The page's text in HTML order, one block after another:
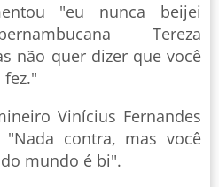
"eu nunca beijei
Tereza
não quer dizer que você
Vinícius Fernandes
contra, mas você
mundo é bi".